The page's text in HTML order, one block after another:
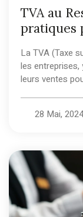
TVA au
pratiques
La TVA (Taxe
les
leurs ventes
28 Mai, 2024